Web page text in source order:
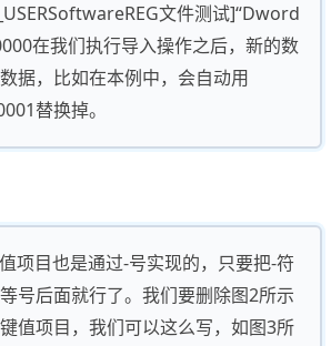
文件测试]“Dword
在我们执行导入操作之后，新的数
据，比如在本例中，会自动用
替换掉。
项目也是通过-号实现的，只要把-符
号后面就行了。我们要删除图2所示
值项目，我们可以这么写，如图3所